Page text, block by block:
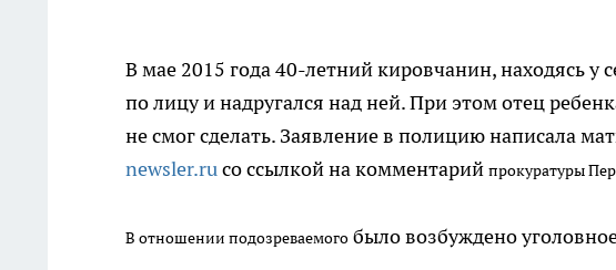
В мае 2015 года 40-летний кировчанин, находясь
по лицу и надругался над ней. При этом отец
не смог сделать. Заявление в полицию написала
newsler.ruсо ссылкой на комментарий прокуратуры
В отношении подозреваемого было возбуждено